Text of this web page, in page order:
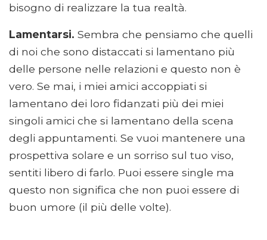
bisogno di realizzare la tua realtà.
Lamentarsi. Sembra che pensiamo che quelli
di noi che sono distaccati si lamentano più
delle persone nelle relazioni e questo non è
vero. Se mai, i miei amici accoppiati si
lamentano dei loro fidanzati più dei miei
singoli amici che si lamentano della scena
degli appuntamenti. Se vuoi mantenere una
prospettiva solare e un sorriso sul tuo viso,
sentiti libero di farlo. Puoi essere single ma
questo non significa che non puoi essere di
buon umore (il più delle volte).